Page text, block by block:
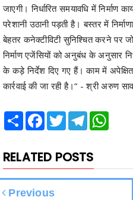
जाएगी। निर्धारित समयावधि में निर्माण
परेशानी उठानी पड़ती है। बस्तर में
बेहतर कनेक्टीविटी सुनिश्चित करने पर
निर्माण एजेंसियों को अनुबंध के अनुसार
के कड़े निर्देश दिए गए हैं। काम में
कार्रवाई की जा रही है।“ - श्री अरुण
Share Facebook
Twitter Telegram
RELATED POSTS
Previous